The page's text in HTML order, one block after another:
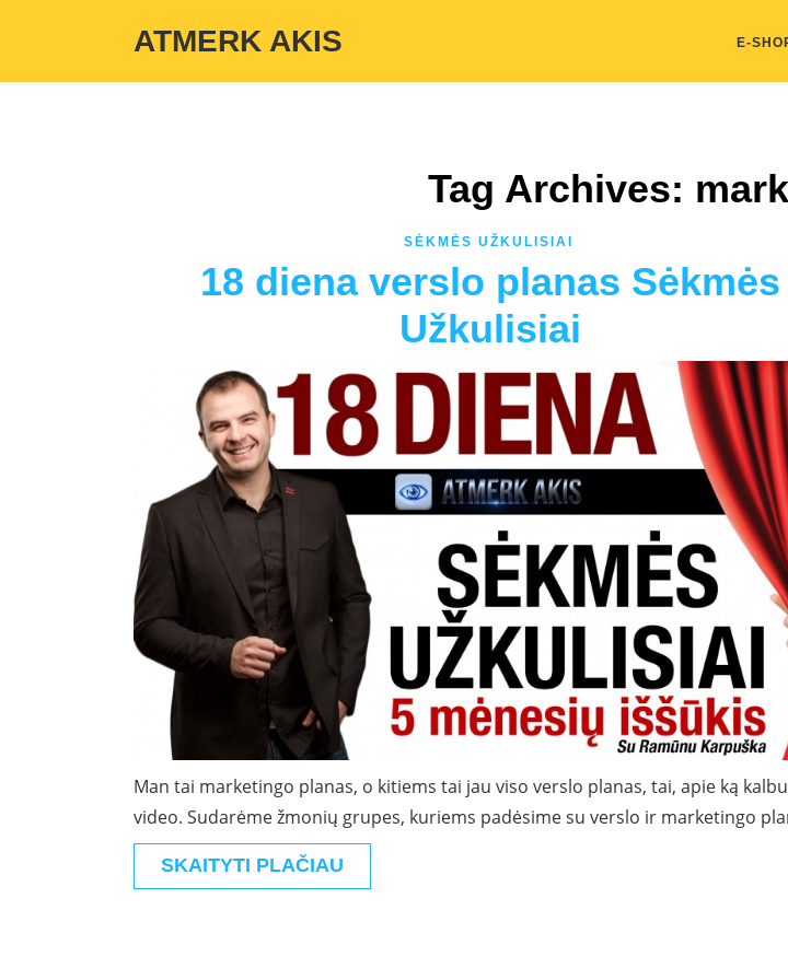
ATMERK AKIS E-
Tag Archives:
SĖKMĖS UŽKULISIAI
18 diena verslo planas Sėkmės
Užkulisiai
Man tai marketingo planas, o kitiems tai jau viso verslo planas, tai, apie ką
video. Sudarėme žmonių grupes, kuriems padėsime su verslo ir marketingo
SKAITYTI PLAČIAU